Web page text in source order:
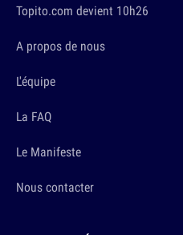
Topito.com devient 10h26
A propos de nous
L'équipe
La FAQ
Le Manifeste
Nous contacter